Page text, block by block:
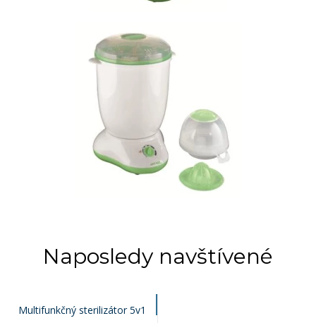
Naposledy navštívené
Multifunkčný sterilizátor 5v1